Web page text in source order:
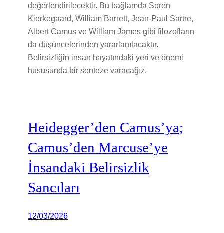
değerlendirilecektir. Bu bağlamda Soren
Kierkegaard, William Barrett, Jean-Paul Sartre,
Albert Camus ve William James gibi filozofların
da düşüncelerinden yararlanılacaktır.
Belirsizliğin insan hayatındaki yeri ve önemi
hususunda bir senteze varacağız.
Heidegger’den Camus’ya;
Camus’den Marcuse’ye
İnsandaki Belirsizlik
Sancıları
12/03/2026